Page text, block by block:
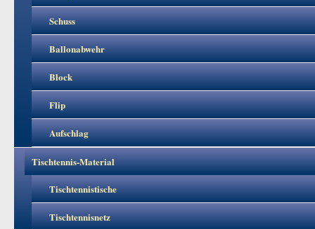
Schuss
Ballonabwehr
Block
Flip
Aufschlag
Tischtennis-Material
Tischtennistische
Tischtennisnetz